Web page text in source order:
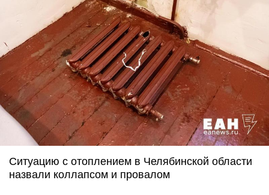
Ситуацию с отоплением в Челябинской области
назвали коллапсом и провалом